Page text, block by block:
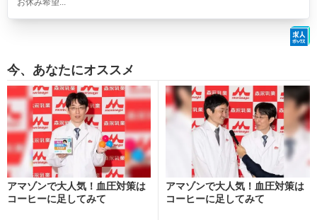
お休み希望...
今、あなたにオススメ
アマゾンで大人気！血圧対策は
コーヒーに足してみて
アマゾンで大人気！血圧対策は
コーヒーに足してみて